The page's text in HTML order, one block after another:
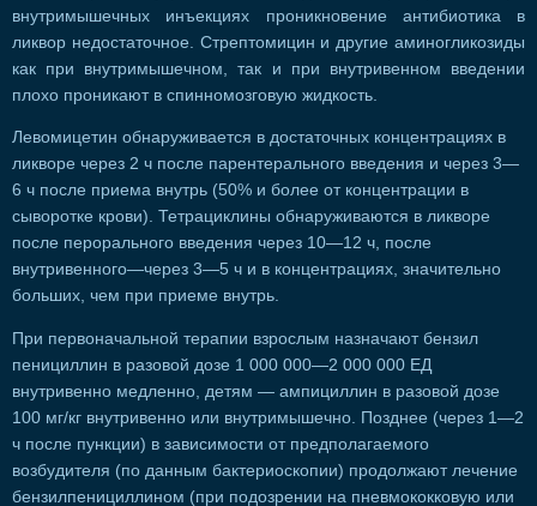
внутримышечных инъекциях проникновение антибиотика в
ликвор недостаточное. Стрептомицин и другие аминогликозиды
как при внутримышечном, так и при внутривенном введении
плохо проникают в спинномозговую жидкость.
Левомицетин обнаруживается в достаточных концентрациях в
ликворе через 2 ч после парентерального введения и через 3—
6 ч после приема внутрь (50% и более от концентрации в
сыворотке крови). Тетрациклины обнаруживаются в ликворе
после перорального введения через 10—12 ч, после
внутривенного—через 3—5 ч и в концентрациях, значительно
больших, чем при приеме внутрь.
При первоначальной терапии взрослым назначают бензил
пенициллин в разовой дозе 1 000 000—2 000 000 ЕД
внутривенно медленно, детям — ампициллин в разовой дозе
100 мг/кг внутривенно или внутримышечно. Позднее (через 1—2
ч после пункции) в зависимости от предполагаемого
возбудителя (по данным бактериоскопии) продолжают лечение
бензилпенициллином (при подозрении на пневмококковую или